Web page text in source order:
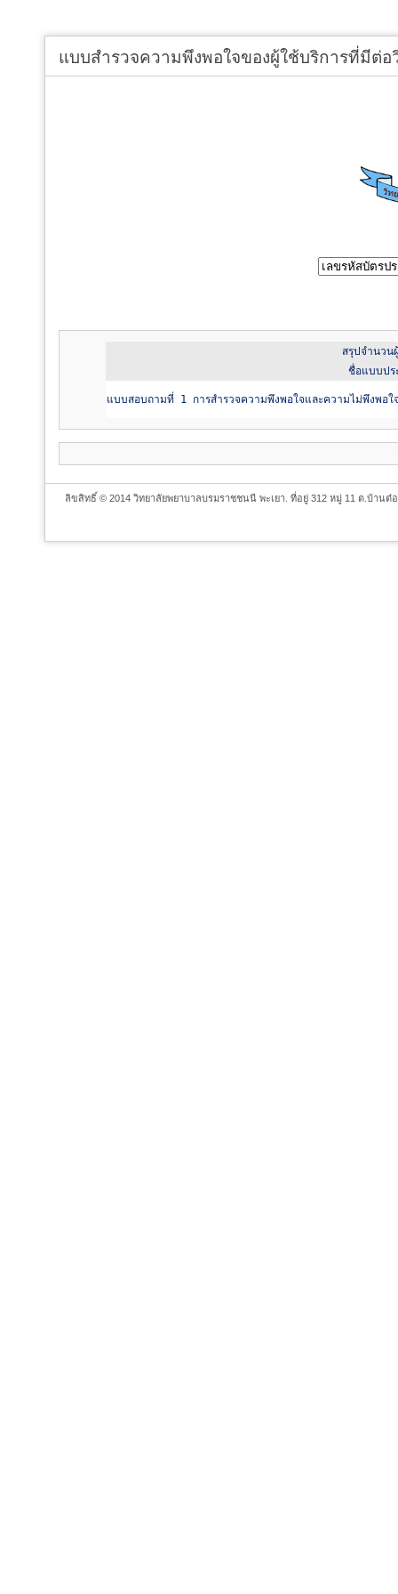
แบบสำรวจความพึงพอใจของผู้ใช้บริการที่มีต่
สรุปจำนวน
ชื่อแบบปร
แบบสอบถามที่ 1 การสำรวจความพึงพอใจและความไม่พึงพอใ
ลิขสิทธิ์ © 2014 วิทยาลัยพยาบาลบรมราชชนนี พะเยา. ที่อยู่ 312 หมู่ 11 ต.บ้านต๋อ